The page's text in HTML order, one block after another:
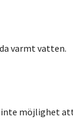
varmt vatten.
möjlighet